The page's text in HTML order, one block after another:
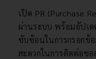
เปิด PR (Purchase
ผ่านระบบ พร้อมอัปเด
ซับซ้อนในการกรอกข้
สะดวกในการติดต่อข